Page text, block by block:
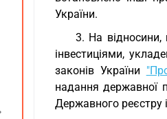
України.
3. На відносини,
інвестиціями,
законів України
надання державної
Державного реєстру